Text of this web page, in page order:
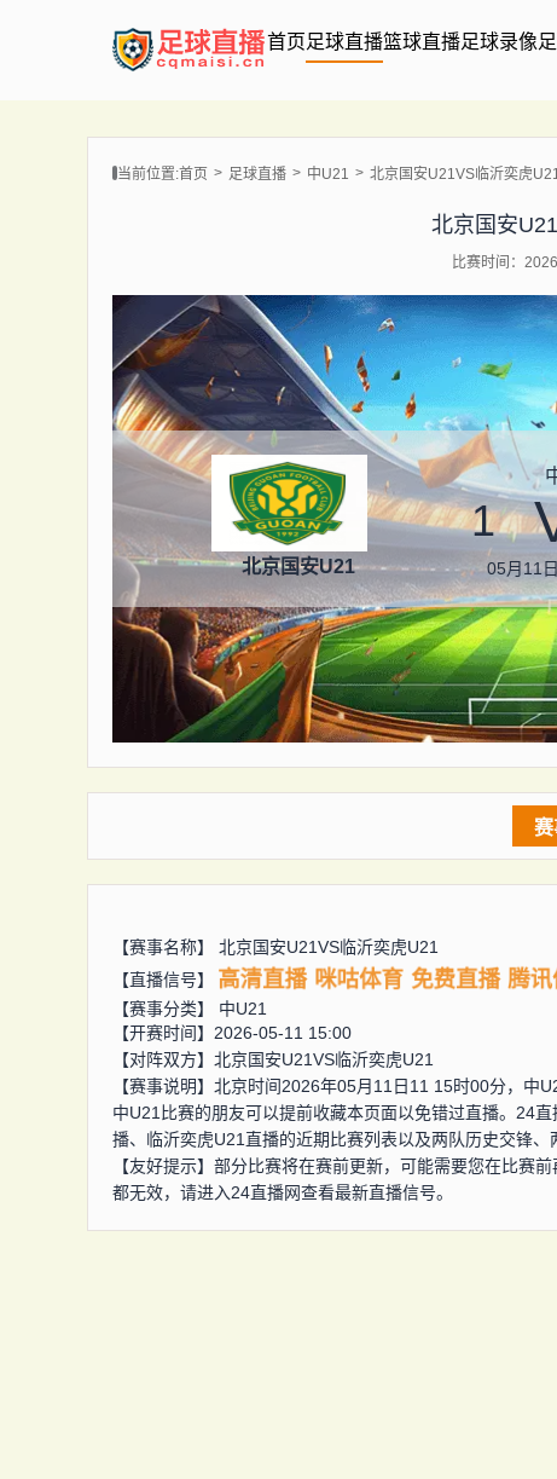
首页足球直播篮球直播足球录像
当前位置:首页 足球直播 中U21 北京国安U21VS临沂奕虎
北京国安
比赛时间：
北京国安U21
1
05月11
赛
【赛事名称】 北京国安U21VS临沂奕虎U21
【直播信号】
高清直播 咪咕体育 免费直播 腾讯
【赛事分类】 中U21
【开赛时间】2026-05-11 15:00
【对阵双方】 北京国安U21VS临沂奕虎U21
【赛事说明】北京时间2026年05月11日11 15时00分，中
中U21比赛的朋友可以提前收藏本页面以免错过直播。24
播、临沂奕虎U21直播的近期比赛列表以及两队历史交锋、
【友好提示】部分比赛将在赛前更新，可能需要您在比赛
都无效，请进入24直播网查看最新直播信号。